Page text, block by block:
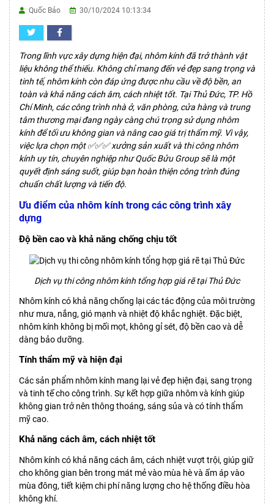
Quốc Bảo 30/10/2024 10:13:34
Trong lĩnh vực xây dựng hiện đại, nhôm kính đã trở thành vật
liệu không thể thiếu. Không chỉ mang đến vẻ đẹp sang trọng và
tinh tế, nhôm kính còn đáp ứng được nhu cầu về độ bền, an
toàn và khả năng cách âm, cách nhiệt tốt. TạiThủ Đức, TP. Hồ
Chí Minh, các công trình nhà ở, văn phòng, cửa hàng và trung
tâm thương mại đang ngày càng chú trọng sử dụng nhôm
kính để tối ưu không gian và nâng cao giá trị thẩm mỹ. Vì vậy,
việc lựa chọn một ✅✅✅ xưởng sản xuất và thi công nhôm
kính uy tín, chuyên nghiệp nhưQuốc Bửu Groupsẽ là một
quyết định sáng suốt, giúp bạn hoàn thiện công trình đúng
chuẩn chất lượng và tiến độ.
Ưu điểm của nhôm kính trong các công trình xây
dựng
Độ bền cao và khả năng chống chịu tốt
Dịch vụ thi công nhôm kính tổng hợp giá rẽ tại Thủ Đức
Nhôm kính có khả năng chống lại các tác động của môi trường
như mưa, nắng, gió mạnh và nhiệt độ khắc nghiệt. Đặc biệt,
nhôm kính không bị mối mọt, không gỉ sét, độ bền cao và dễ
dàng bảo dưỡng.
Tính thẩm mỹ và hiện đại
Các sản phẩm nhôm kính mang lại vẻ đẹp hiện đại, sang trọng
và tinh tế cho công trình. Sự kết hợp giữa nhôm và kính giúp
không gian trở nên thông thoáng, sáng sủa và có tính thẩm
mỹ cao.
Khả năng cách âm, cách nhiệt tốt
Nhôm kính có khả năng cách âm, cách nhiệt vượt trội, giúp giữ
cho không gian bên trong mát mẻ vào mùa hè và ấm áp vào
mùa đông, tiết kiệm chi phí năng lượng cho hệ thống điều hòa
không khí.